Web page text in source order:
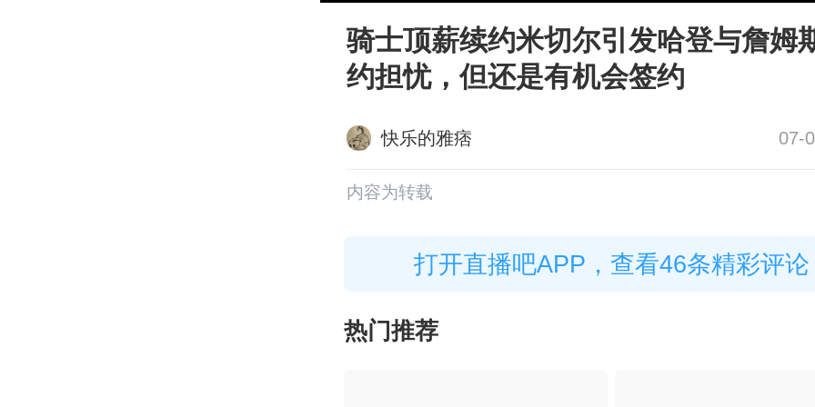
骑士顶薪续约米切尔引发哈登与詹姆
约担忧，但还是有机会签约
快乐的雅痞 07-
内容为转载
打开直播吧APP，查看46条精彩评论
热门推荐